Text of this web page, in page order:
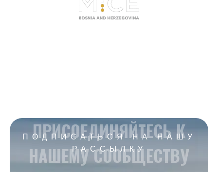
ПОДПИСАТЬСЯ НА НАШУ
РАССЫЛКУ
ПРИСОЕДИНЯЙТЕСЬ К
НАШЕМУ СООБЩЕСТВУ